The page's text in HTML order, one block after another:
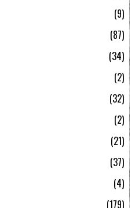
9
87
34
2
32
2
21
37
4
179